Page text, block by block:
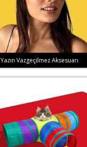
Yazın Vazgeçilmez Aksesuarı